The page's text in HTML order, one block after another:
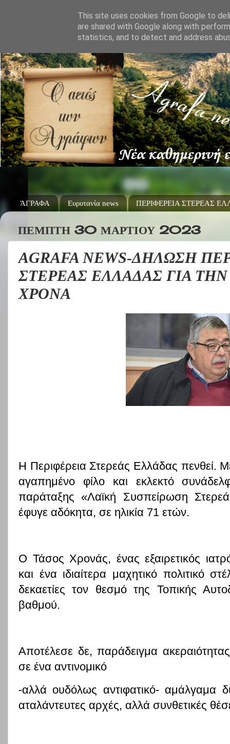
ΆΓΡΑΦΑ Ευρυτανία news ΠΕΡΙΦΕΡΕΙΑ ΣΤΕΡΕΑΣ
ΠΈΜΠΤΗ 30 ΜΑΡΤΊΟΥ 2023
AGRAFA NEWS-ΔΗΛΩΣΗ
ΣΤΕΡΕΑΣ ΕΛΛΑΔΑΣ ΓΙΑ
ΧΡΟΝΑ
Η Περιφέρεια Στερεάς Ελλάδας πενθεί.
αγαπημένο φίλο και εκλεκτό
παράταξης «Λαϊκή Συσπείρωση
έφυγε αδόκητα, σε ηλικία 71 ετών.
Ο Τάσος Χρονάς, ένας εξαιρετικός
και ένα ιδιαίτερα μαχητικό πολιτικό
δεκαετίες τον θεσμό της Τοπικής
βαθμού.
Αποτέλεσε δε, παράδειγμα
σε ένα αντινομικό
-αλλά ουδόλως αντιφατικό- αμάλγαμα
αταλάντευτες αρχές, αλλά συνθετικές
This site uses cookies from Google to
are shared with Google along with
statistics, and to detect and address